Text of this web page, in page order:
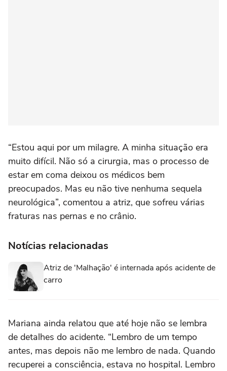
“Estou aqui por um milagre. A minha situação era
muito difícil. Não só a cirurgia, mas o processo de
estar em coma deixou os médicos bem
preocupados. Mas eu não tive nenhuma sequela
neurológica”, comentou a atriz, que sofreu várias
fraturas nas pernas e no crânio.
Notícias relacionadas
Atriz de 'Malhação' é internada após acidente de
carro
Mariana ainda relatou que até hoje não se lembra
de detalhes do acidente. “Lembro de um tempo
antes, mas depois não me lembro de nada. Quando
recuperei a consciência, estava no hospital. Lembro